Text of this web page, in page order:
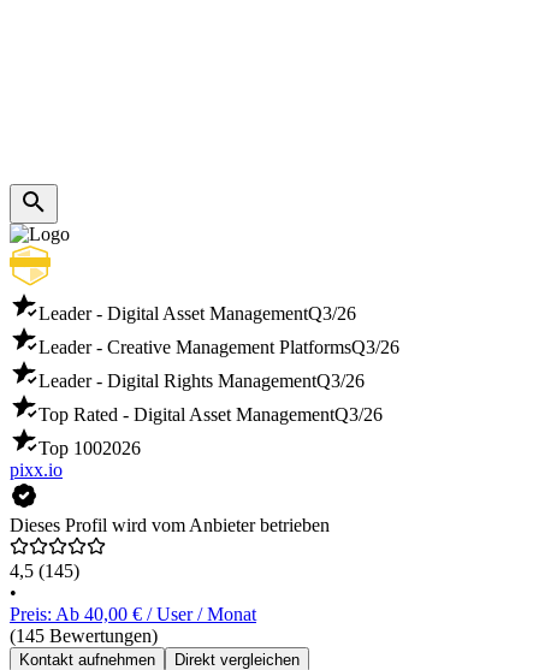
Leader - Digital Asset ManagementQ3/26
Leader - Creative Management PlatformsQ3/26
Leader - Digital Rights ManagementQ3/26
Top Rated - Digital Asset ManagementQ3/26
Top 1002026
pixx.io
Dieses Profil wird vom Anbieter betrieben
4,5 (145)
•
Preis: Ab 40,00 € / User / Monat
(145 Bewertungen)
Kontakt aufnehmen Direkt vergleichen